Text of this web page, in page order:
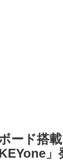
ード搭載
」